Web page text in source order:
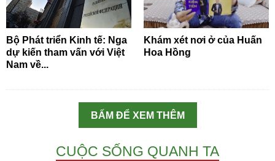
Bộ Phát triển Kinh tế: Nga
dự kiến tham vấn với Việt
Nam về...
Khám xét nơi ở của Huấn
Hoa Hồng
BẤM ĐỂ XEM THÊM
CUỘC SỐNG QUANH TA